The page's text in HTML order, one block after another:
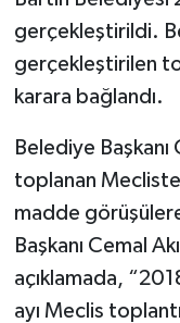
gerçekleştirildi.
gerçekleştirilen
karara bağlandı.
Belediye Başkanı
toplanan
madde
Başkanı Cemal
açıklamada,
ayı Meclis
Yerel
DÜNYA
YEREL